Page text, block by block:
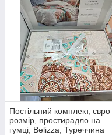
Постільний комплект, євро
розмір, простирадло на
гумці, Belizza, Туреччина